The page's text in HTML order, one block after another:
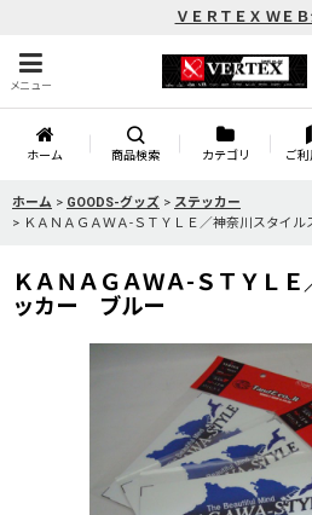
ＶＥＲＴＥＸ ＷＥ
メニュー
ホーム 商品検索 カテゴリ ご
ホーム > GOODS-グッズ > ステッカー
> ＫＡＮＡＧＡＷＡ-ＳＴＹＬＥ／神奈川スタイ
ＫＡＮＡＧＡＷＡ-ＳＴＹＬ
ッカー ブルー